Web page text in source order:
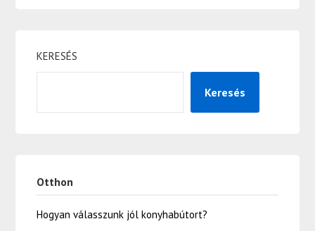
KERESÉS
Keresés
Otthon
Hogyan válasszunk jól konyhabútort?